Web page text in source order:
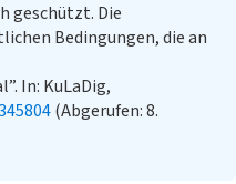
geschützt. Die
Bedingungen, die an
In: KuLaDig,
(Abgerufen: 8.